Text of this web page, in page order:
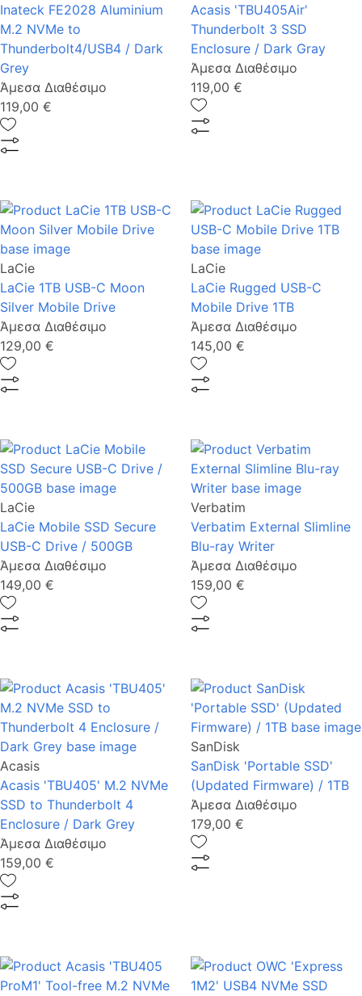
Inateck FE2028 Aluminium
M.2 NVMe to
Thunderbolt4/USB4 / Dark
Grey
Άμεσα Διαθέσιμο
119,00 €
Acasis 'TBU405Air'
Thunderbolt 3 SSD
Enclosure / Dark Gray
Άμεσα Διαθέσιμο
119,00 €
LaCie
LaCie 1TB USB-C Moon
Silver Mobile Drive
Άμεσα Διαθέσιμο
129,00 €
LaCie
LaCie Rugged USB-C
Mobile Drive 1TB
Άμεσα Διαθέσιμο
145,00 €
LaCie
LaCie Mobile SSD Secure
USB-C Drive / 500GB
Άμεσα Διαθέσιμο
149,00 €
Verbatim
Verbatim External Slimline
Blu-ray Writer
Άμεσα Διαθέσιμο
159,00 €
Acasis
Acasis 'TBU405' M.2 NVMe
SSD to Thunderbolt 4
Enclosure / Dark Grey
Άμεσα Διαθέσιμο
159,00 €
SanDisk
SanDisk 'Portable SSD'
(Updated Firmware) / 1TB
Άμεσα Διαθέσιμο
179,00 €